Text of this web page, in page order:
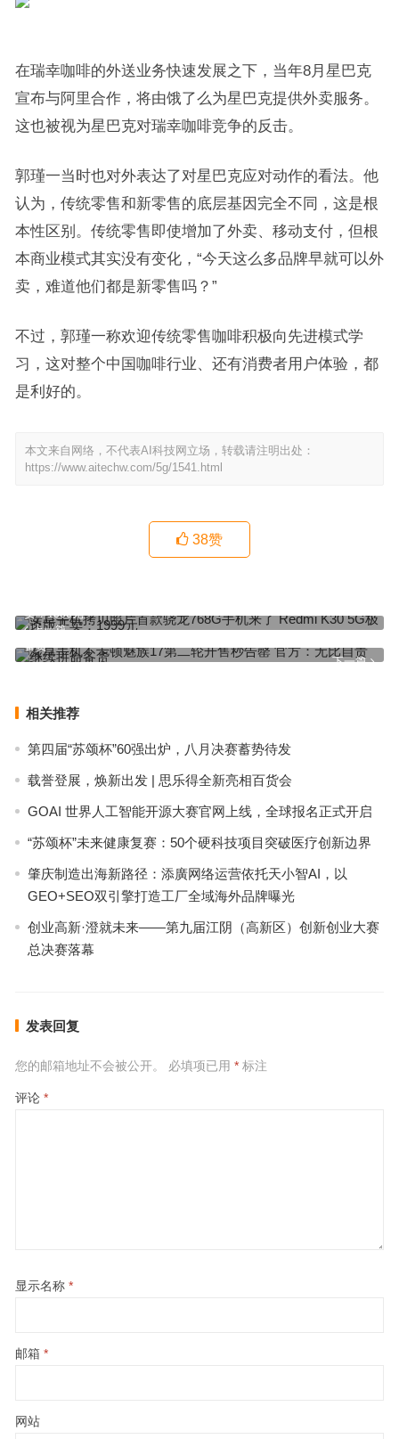
在瑞幸咖啡的外送业务快速发展之下，当年8月星巴克
宣布与阿里合作，将由饿了么为星巴克提供外卖服务。
这也被视为星巴克对瑞幸咖啡竞争的反击。
郭瑾一当时也对外表达了对星巴克应对动作的看法。他
认为，传统零售和新零售的底层基因完全不同，这是根
本性区别。传统零售即使增加了外卖、移动支付，但根
本商业模式其实没有变化，“今天这么多品牌早就可以外
卖，难道他们都是新零售吗？”
不过，郭瑾一称欢迎传统零售咖啡积极向先进模式学
习，这对整个中国咖啡行业、还有消费者用户体验，都
是利好的。
本文来自网络，不代表AI科技网立场，转载请注明出处：
https://www.aitechw.com/5g/1541.html
38赞
上一篇
卖：1999元
下一篇
安卓手机不卡顿魅族17第二轮开售秒告罄 官方：无比自责 继续拼命
备货
相关推荐
第四届“苏颂杯”60强出炉，八月决赛蓄势待发
载誉登展，焕新出发 | 思乐得全新亮相百货会
GOAI 世界人工智能开源大赛官网上线，全球报名正式开启
“苏颂杯”未来健康复赛：50个硬科技项目突破医疗创新边界
肇庆制造出海新路径：添廣网络运营依托天小智AI，以
GEO+SEO双引擎打造工厂全域海外品牌曝光
创业高新·澄就未来——第九届江阴（高新区）创新创业大赛
总决赛落幕
发表回复
您的邮箱地址不会被公开。 必填项已用 *标注
评论 *
显示名称 *
邮箱 *
网站